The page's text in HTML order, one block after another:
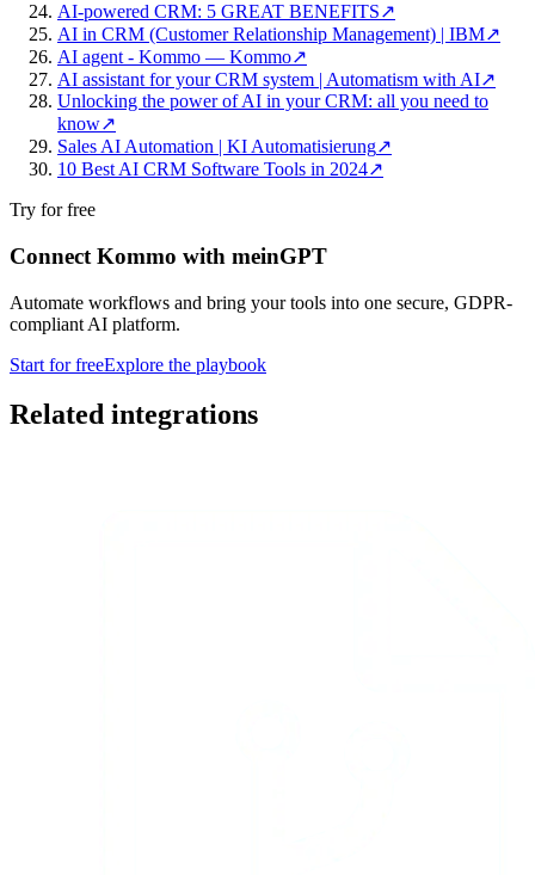
AI-powered CRM: 5 GREAT BENEFITS↗
AI in CRM (Customer Relationship Management) | IBM↗
AI agent - Kommo — Kommo↗
AI assistant for your CRM system | Automatism with AI↗
Unlocking the power of AI in your CRM: all you need to
know↗
Sales AI Automation | KI Automatisierung↗
10 Best AI CRM Software Tools in 2024↗
Try for free
Connect Kommo with meinGPT
Automate workflows and bring your tools into one secure, GDPR-
compliant AI platform.
Start for freeExplore the playbook
Related integrations